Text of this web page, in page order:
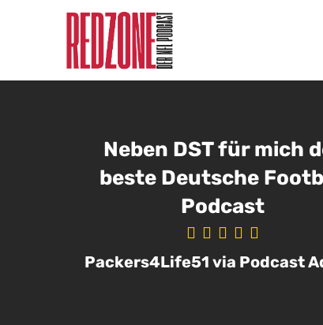
Neben DST für mich
beste Deutsche
Podcast
Packers4Life51 via Podcast